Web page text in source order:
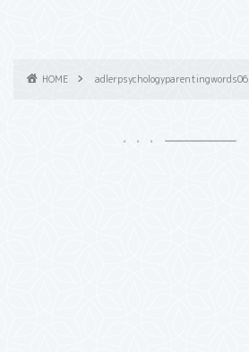
HOME adlerpsychologyparentingwords06